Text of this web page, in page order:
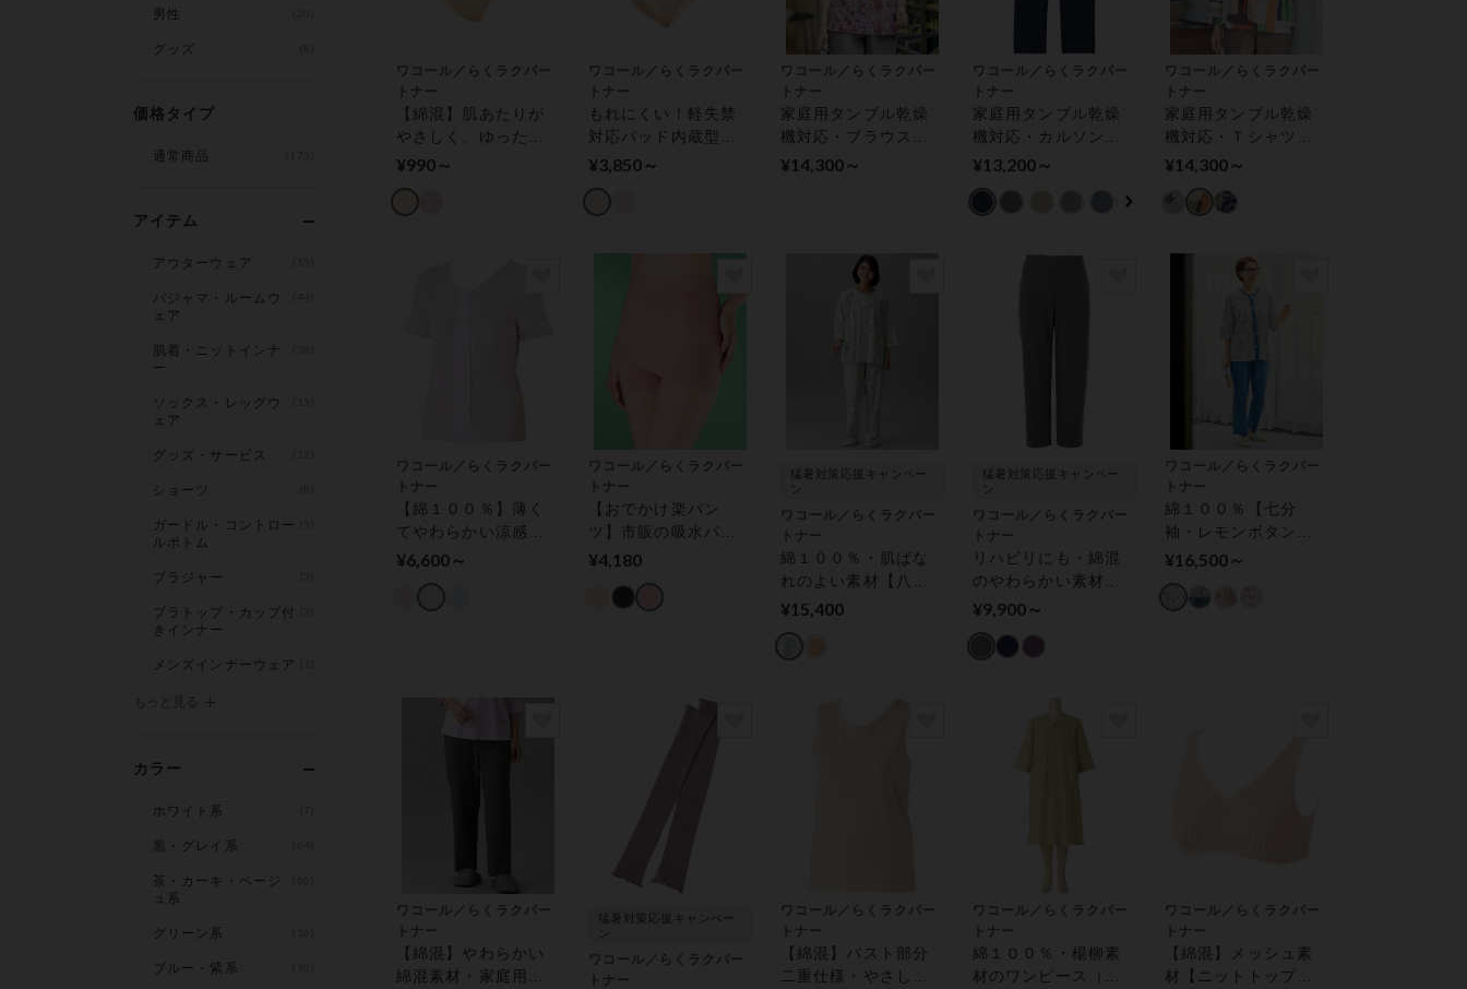
男性
グッズ
価格タイプ
通常商品
アイテム
アウターウェア
パジャマ・ルームウ
ェア
肌着・ニットインナ
ー
ソックス・レッグウ
ェア
グッズ・サービス
ショーツ
ガードル・コントロー
ルボトム
ブラジャー
ブラトップ・カップ付
きインナー
メンズインナーウェア
もっと見る
カラー
ホワイト系
黒・グレイ系
茶・カーキ・ベージ
ュ系
グリーン系
ブルー・紫系
ワコール／らくラクパー
トナー
【綿混】肌あたりが
やさしく、ゆったり
ラクなはきごこち
ショーツ
¥990～
ワコール／らくラクパー
トナー
もれにくい！軽失禁
対応パッド内蔵型吸
収ショーツ（はきこ
¥3,850～
ワコール／らくラクパー
トナー
家庭用タンブル乾燥
機対応・ブラウス
（七分袖） アウタ
¥14,300～
ワコール／らくラクパー
トナー
家庭用タンブル乾燥
機対応・カルソン
【ストレート】 アウ
¥13,200～
ワコール／らくラクパー
トナー
家庭用タンブル乾燥
機対応・Ｔシャツ
（長袖） アウター
¥14,300～
ワコール／らくラクパー
トナー
【綿１００％】薄く
てやわらかい涼感肌
着【マジックテープ
（３分袖）
¥6,600～
ワコール／らくラクパー
トナー
【おでかけ楽パン
ツ】市販の吸水パッ
ドに対応 ボトムス
¥4,180
猛暑対策応援キャンペー
ン
ワコール／らくラクパー
トナー
綿１００％・肌ばな
れのよい素材【八分
袖・レモンボタン】
¥15,400
猛暑対策応援キャンペー
ン
ワコール／らくラクパー
トナー
リハビリにも・綿混
のやわらかい素材の
ボトム（ロング丈）
¥9,900～
ワコール／らくラクパー
トナー
綿１００％【七分
袖・レモンボタン】
パジャマ
¥16,500～
ワコール／らくラクパー
トナー
【綿混】やわらかい
綿混素材・家庭用タ
猛暑対策応援キャンペー
ン
ワコール／らくラクパー
トナー
ワコール／らくラクパー
トナー
【綿混】バスト部分
二重仕様・やさしい
ワコール／らくラクパー
トナー
綿１００％・楊柳素
材のワンピース（八
ワコール／らくラクパー
トナー
【綿混】メッシュ素
材【ニットトップ】